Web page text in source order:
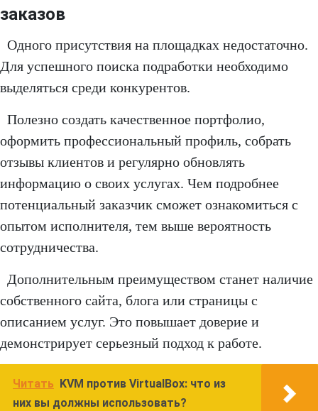
заказов
Одного присутствия на площадках недостаточно.
Для успешного поиска подработки необходимо
выделяться среди конкурентов.
Полезно создать качественное портфолио,
оформить профессиональный профиль, собрать
отзывы клиентов и регулярно обновлять
информацию о своих услугах. Чем подробнее
потенциальный заказчик сможет ознакомиться с
опытом исполнителя, тем выше вероятность
сотрудничества.
Дополнительным преимуществом станет наличие
собственного сайта, блога или страницы с
описанием услуг. Это повышает доверие и
демонстрирует серьезный подход к работе.
Читать
KVM против VirtualBox: что из
них вы должны использовать?